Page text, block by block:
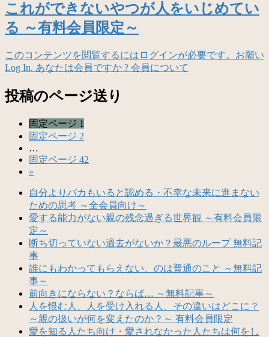
これができないやつが人をいじめてい
る ～有料会員限定～
このコンテンツを閲覧するにはログインが必要です。お願い
Log In. あなたは会員ですか ? 会員について
投稿のページ送り
固定ページ 1
固定ページ 2
…
固定ページ 42
»
自分よりバカもいると認める・不幸な未来に進まない
ための思考 ～全会員向け～
愛する能力がない親の残念過ぎる世界観 ～有料会員限
定～
断ち切っていない過去がないか？最悪のループ 無料記
事
誰にもわかってもらえない、のは普通のこと ～無料記
事～
前向きにならない？ならば… ～無料記事～
人を恨む人、人を受け入れる人、その違いはどこに？
～親の扱いが何を変えたのか？～ 有料会員限定
愛を知る人たち向け・愛されなかった人たちは何をし